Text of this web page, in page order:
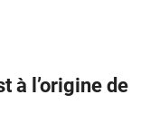
à l’origine de